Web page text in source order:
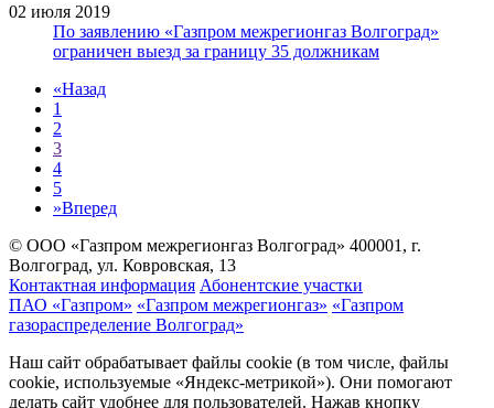
02 июля 2019
По заявлению «Газпром межрегионгаз Волгоград»
ограничен выезд за границу 35 должникам
«Назад
1
2
3
4
5
»Вперед
© ООО «Газпром межрегионгаз Волгоград» 400001, г.
Волгоград, ул. Ковровская, 13
Контактная информация Абонентские участки
ПАО «Газпром» «Газпром межрегионгаз» «Газпром
газораспределение Волгоград»
Наш сайт обрабатывает файлы cookie (в том числе, файлы
cookie, используемые «Яндекс-метрикой»). Они помогают
делать сайт удобнее для пользователей. Нажав кнопку